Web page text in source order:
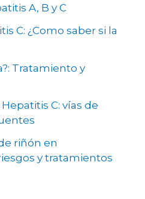
A, B y C
C: ¿Como saber si la
Tratamiento y
C: vías de
riñón en
y tratamientos